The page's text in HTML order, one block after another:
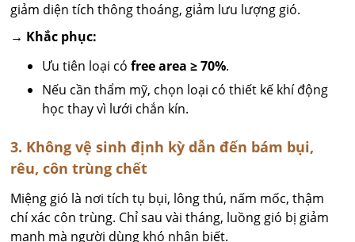
giảm diện tích thông thoáng, giảm lưu lượng gió.
→ Khắc phục:
Ưu tiên loại cófree area ≥ 70%.
Nếu cần thẩm mỹ, chọn loại có thiết kế khí động
học thay vì lưới chắn kín.
3. Không vệ sinh định kỳ dẫn đến bám bụi,
rêu, côn trùng chết
Miệng gió là nơi tích tụ bụi, lông thú, nấm mốc, thậm
chí xác côn trùng. Chỉ sau vài tháng, luồng gió bị giảm
mạnh mà người dùng khó nhận biết.